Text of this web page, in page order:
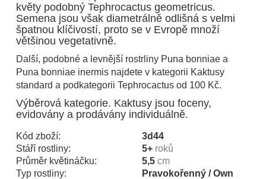
květy podobný Tephrocactus geometricus.
Semena jsou však diametrálně odlišná s velmi
špatnou klíčivostí, proto se v Evropě množí
většinou vegetativně.
Další, podobné a levnější rostrliny Puna bonniae a
Puna bonniae inermis najdete v kategorii Kaktusy
standard a podkategorii Tephrocactus od 100 Kč.
Výběrová kategorie. Kaktusy jsou foceny,
evidovány a prodávány individuálně.
Kód zboží:
3d44
Stáří rostliny:
5+ roků
Průměr květináčku:
5,5 cm
Typ rostliny:
Pravokořenný / Own